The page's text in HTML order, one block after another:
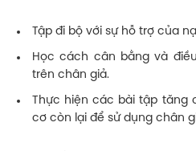
Tập đi bộ với sự hỗ trợ của
Học cách cân bằng và
trên chân giả.
Thực hiện các bài tập tăng
cơ còn lại để sử dụng chân